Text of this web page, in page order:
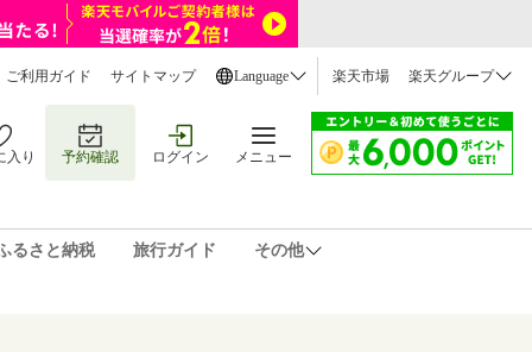
ご利用ガイド サイトマップ Language 楽天市場 楽天グループ
入り 予約確認 ログイン メニュー
るさと納税 旅行ガイド その他